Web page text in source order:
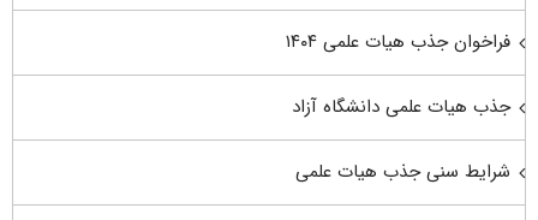
فراخوان جذب هیات علمی ۱۴۰۴
جذب هیات علمی دانشگاه آزاد
شرایط سنی جذب هیات علمی